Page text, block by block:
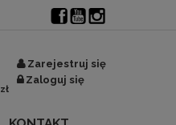
Zarejestruj się
Zaloguj się
zł